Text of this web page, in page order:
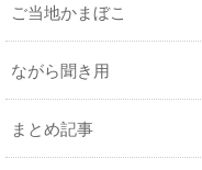
ご当地かまぼこ
ながら聞き用
まとめ記事